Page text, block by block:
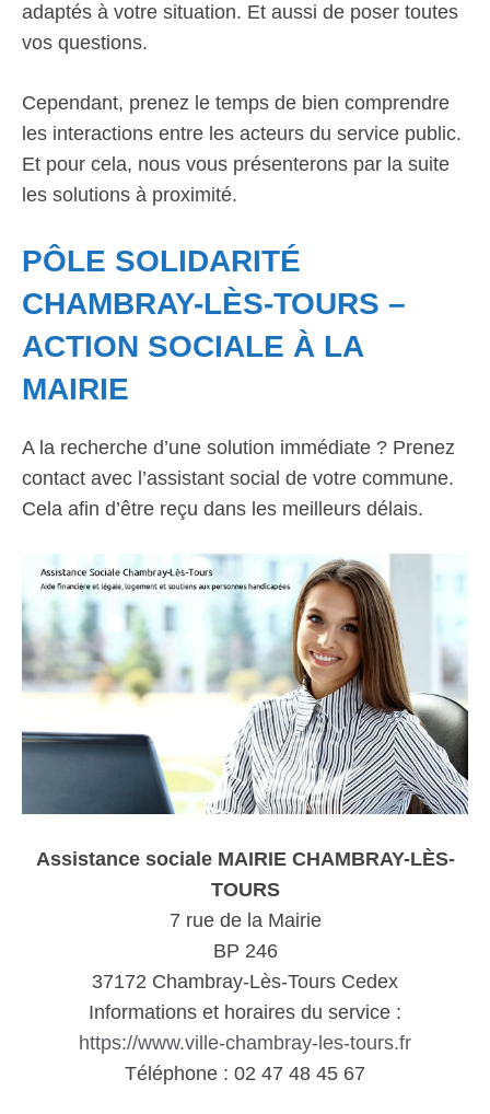
adaptés à votre situation. Et aussi de poser toutes
vos questions.
Cependant, prenez le temps de bien comprendre
les interactions entre les acteurs du service public.
Et pour cela, nous vous présenterons par la suite
les solutions à proximité.
PÔLE SOLIDARITÉ
CHAMBRAY-LÈS-TOURS –
ACTION SOCIALE À LA
MAIRIE
A la recherche d’une solution immédiate ? Prenez
contact avec l’assistant social de votre commune.
Cela afin d’être reçu dans les meilleurs délais.
Assistance sociale MAIRIE CHAMBRAY-LÈS-
TOURS
7 rue de la Mairie
BP 246
37172 Chambray-Lès-Tours Cedex
Informations et horaires du service :
https://www.ville-chambray-les-tours.fr
Téléphone : 02 47 48 45 67